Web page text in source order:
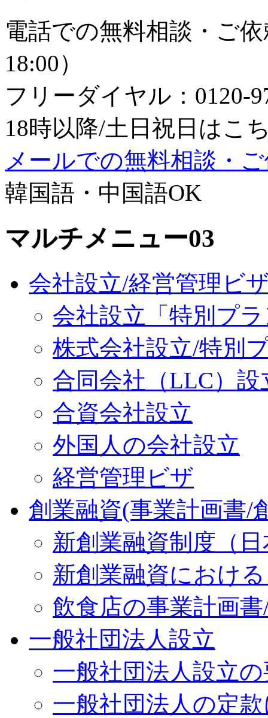
電話での無料相談・ご
18:00）
フリーダイヤル：0120-
18時以降/土日祝日はこ
メールでの無料相談・
韓国語・中国語OK
マルチメニュー03
会社設立/経営管理ビ
会社設立「特別プ
株式会社設立/特別
合同会社（LLC）設
合資会社設立
外国人の会社設立
経営管理ビザ
創業融資(事業計画書/
新創業融資制度（
新創業融資におけ
飲食店の事業計画
一般社団法人設立
一般社団法人設立
一般社団法人の定